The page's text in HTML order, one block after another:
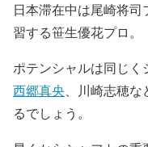
日本滞在中は尾崎将
習する笹生優花プロ。
ポテンシャルは同じく
西郷真央、川崎志穂な
るでしょう。